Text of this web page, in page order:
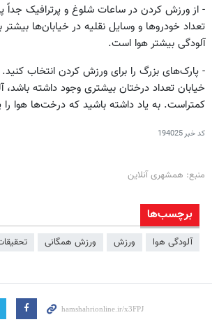
- از ورزش کردن در ساعات شلوغ و پرترافیک جداً
تعداد خودروها و وسایل نقلیه در خیابان‌ها
آلودگی بیشتر هوا است.
- پارک‌های بزرگ را برای ورزش کردن انتخاب
خیابان تعداد درختان بیشتری وجود داشته باشد،
کمتراست. به یاد داشته باشید که درخت‌ها هوا
کد خبر194025
منبع: همشهری آنلاین
برچسب‌ها
آلودگی هوا ورزش ورزش همگانی